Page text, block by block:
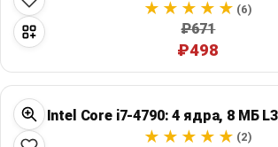
(6)
₽671
₽498
Intel Core i7-4790: 4 ядра, 8 МБ
(2)